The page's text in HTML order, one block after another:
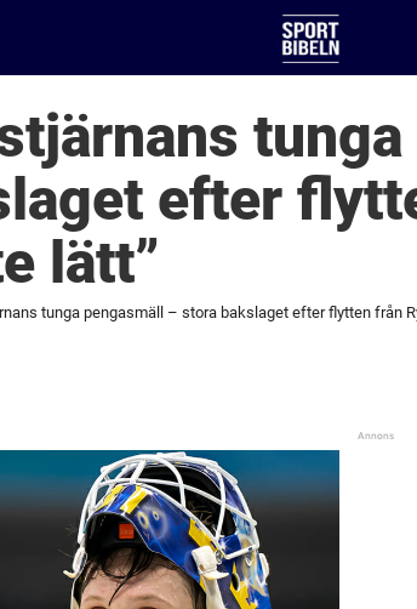
efter
lätt”
tunga pengasmäll – stora bakslaget efter flytten från